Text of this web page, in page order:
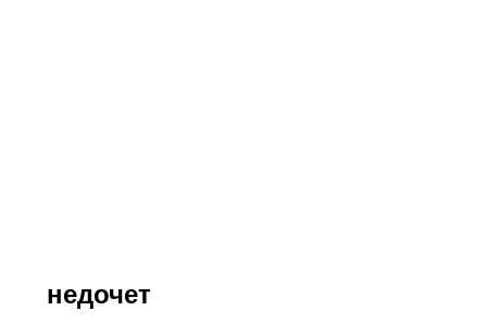
недочет